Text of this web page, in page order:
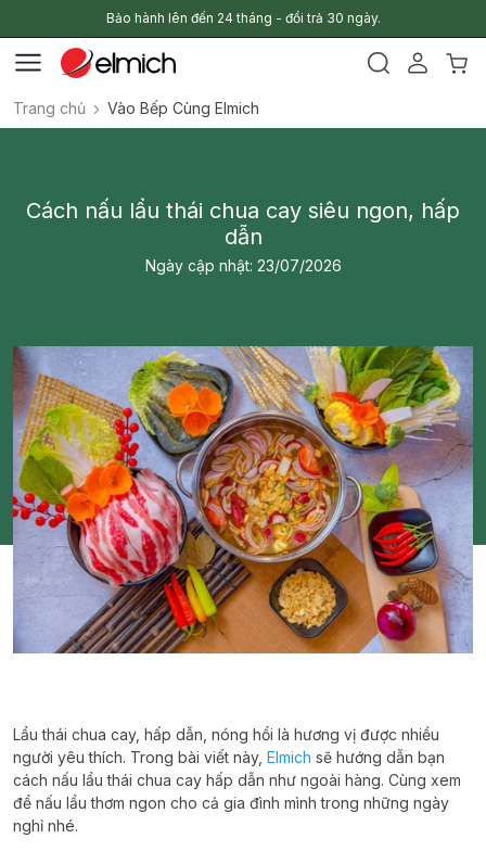
Bảo hành lên đến 24 tháng - đổi trả 30 ngày.
Trang chủ Vào Bếp Cùng Elmich
Cách nấu lẩu thái chua cay siêu ngon, hấp
dẫn
Ngày cập nhật: 23/07/2026
Lẩu thái chua cay, hấp dẫn, nóng hổi là hương vị được nhiều
người yêu thích. Trong bài viết này, Elmich sẽ hướng dẫn bạn
cách nấu lẩu thái chua cay hấp dẫn như ngoài hàng. Cùng xem
để nấu lẩu thơm ngon cho cả gia đình mình trong những ngày
nghỉ nhé.